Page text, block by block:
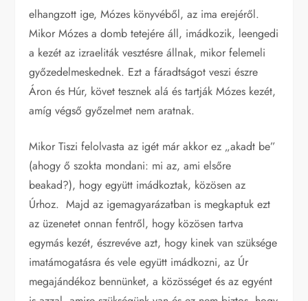
elhangzott ige, Mózes könyvéből, az ima erejéről.
Mikor Mózes a domb tetejére áll, imádkozik, leengedi
a kezét az izraeliták vesztésre állnak, mikor felemeli
győzedelmeskednek. Ezt a fáradtságot veszi észre
Áron és Húr, követ tesznek alá és tartják Mózes kezét,
amíg végső győzelmet nem aratnak.
Mikor Tiszi felolvasta az igét már akkor ez „akadt be”
(ahogy ő szokta mondani: mi az, ami elsőre
beakad?), hogy együtt imádkoztak, közösen az
Úrhoz. Majd az igemagyarázatban is megkaptuk ezt
az üzenetet onnan fentről, hogy közösen tartva
egymás kezét, észrevéve azt, hogy kinek van szüksége
imatámogatásra és vele együtt imádkozni, az Úr
megajándékoz bennünket, a közösséget és az egyént